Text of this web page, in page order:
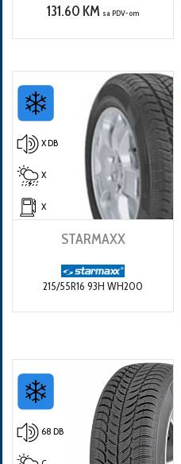
131.60 KM sa PDV-om
X DB
X
X
STARMAXX
215/55R16 93H WH200
68 DB